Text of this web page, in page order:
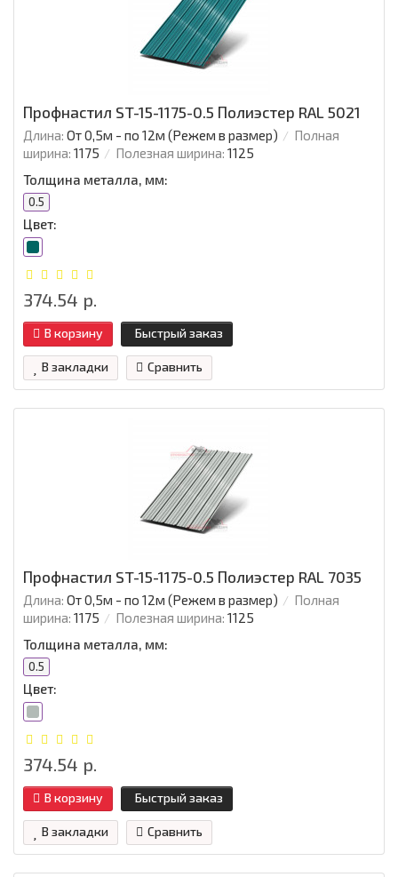
Профнастил ST-15-1175-0.5 Полиэстер RAL 5021
Длина: От 0,5м - по 12м (Режем в размер)
Полная
ширина: 1175 Полезная ширина: 1125
Толщина металла, мм:
0.5
Цвет:
374.54 р.
В корзину Быстрый заказ
В закладки Сравнить
Профнастил ST-15-1175-0.5 Полиэстер RAL 7035
Длина: От 0,5м - по 12м (Режем в размер)
Полная
ширина: 1175 Полезная ширина: 1125
Толщина металла, мм:
0.5
Цвет:
374.54 р.
В корзину Быстрый заказ
В закладки Сравнить